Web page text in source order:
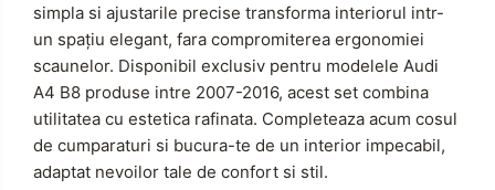
simpla si ajustarile precise transforma interiorul intr-
un spațiu elegant, fara compromiterea ergonomiei
scaunelor. Disponibil exclusiv pentru modelele Audi
A4 B8 produse intre 2007-2016, acest set combina
utilitatea cu estetica rafinata. Completeaza acum cosul
de cumparaturi si bucura-te de un interior impecabil,
adaptat nevoilor tale de confort si stil.